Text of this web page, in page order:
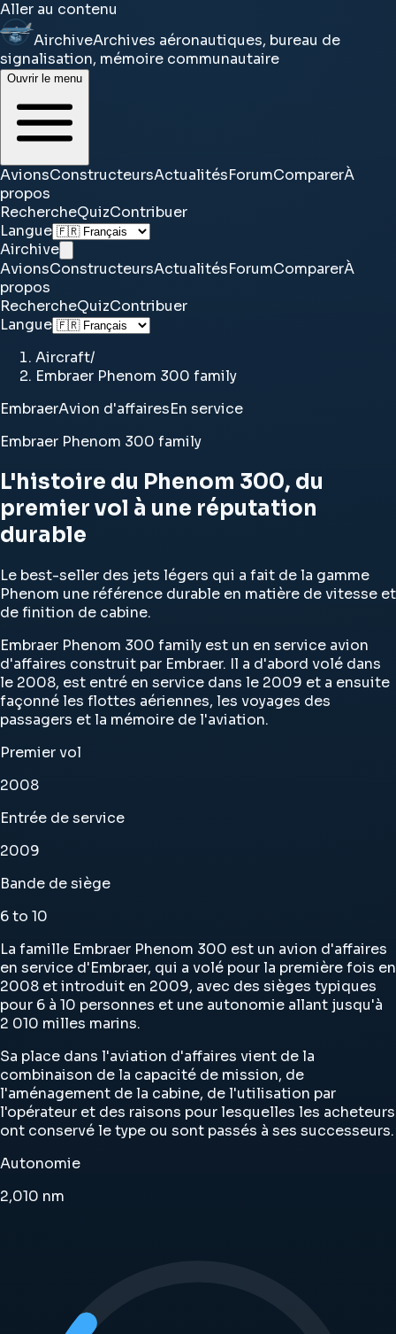
Aller au contenu
AirchiveArchives aéronautiques, bureau de
signalisation, mémoire communautaire
Ouvrir le menu
AvionsConstructeursActualitésForumComparerÀ
propos
RechercheQuizContribuer
Langue
Airchive
AvionsConstructeursActualitésForumComparerÀ
propos
RechercheQuizContribuer
Langue
Aircraft/
Embraer Phenom 300 family
EmbraerAvion d'affairesEn service
Embraer Phenom 300 family
L'histoire du Phenom 300, du
premier vol à une réputation
durable
Le best-seller des jets légers qui a fait de la gamme
Phenom une référence durable en matière de vitesse et
de finition de cabine.
Embraer Phenom 300 family est un en service avion
d'affaires construit par Embraer. Il a d'abord volé dans
le 2008, est entré en service dans le 2009 et a ensuite
façonné les flottes aériennes, les voyages des
passagers et la mémoire de l'aviation.
Premier vol
2008
Entrée de service
2009
Bande de siège
6 to 10
La famille Embraer Phenom 300 est un avion d'affaires
en service d'Embraer, qui a volé pour la première fois en
2008 et introduit en 2009, avec des sièges typiques
pour 6 à 10 personnes et une autonomie allant jusqu'à
2 010 milles marins.
Sa place dans l'aviation d'affaires vient de la
combinaison de la capacité de mission, de
l'aménagement de la cabine, de l'utilisation par
l'opérateur et des raisons pour lesquelles les acheteurs
ont conservé le type ou sont passés à ses successeurs.
Autonomie
2,010 nm